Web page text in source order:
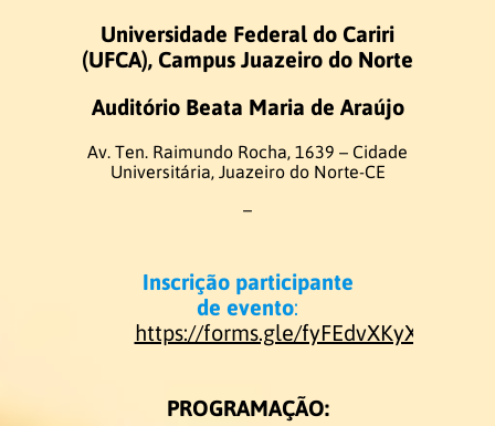
Administrativo
Acadêmica
Estrutura Curricular
Disciplinas 2026.1
Disciplinas 2026.2
Universidade Federal do Cariri
(UFCA), Campus Juazeiro do Norte
Auditório Beata Maria de Araújo
Av. Ten. Raimundo Rocha, 1639 – Cidade
Universitária, Juazeiro do Norte-CE
–
Inscrição participante
de evento:
https://forms.gle/
PROGRAMAÇÃO: